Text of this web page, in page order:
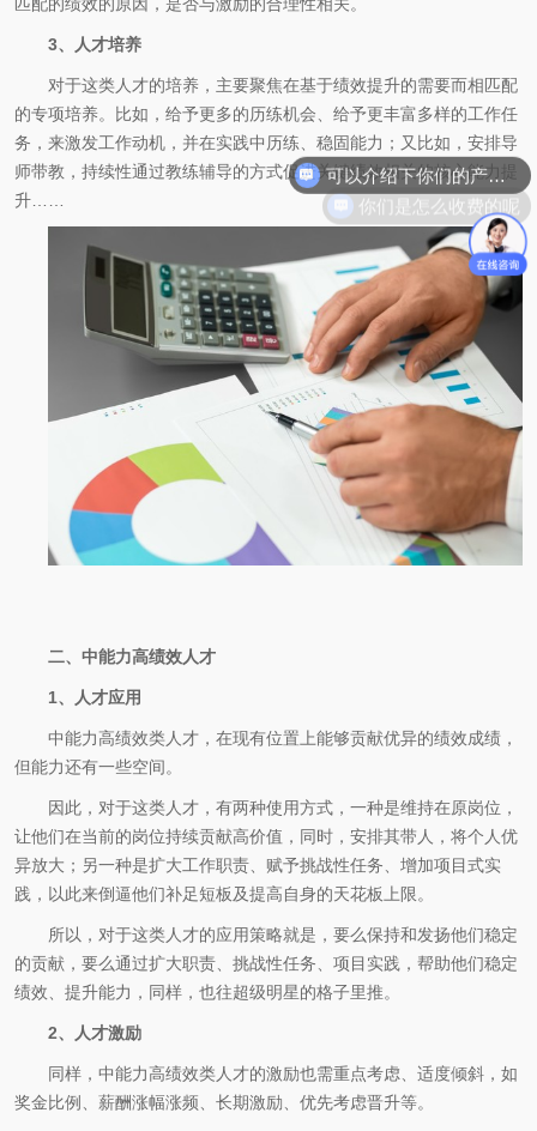
3、人才培养
对于这类人才的培养，主要聚焦在基于绩效提升的需要而相匹配
的专项培养。比如，给予更多的历练机会、给予更丰富多样的工作任
务，来激发工作动机，并在实践中历练、稳固能力；又比如，安排导
师带教，持续性通过教练辅导的方式促进关键绩效相关的核心能力提
升……
二、中能力高绩效人才
1、人才应用
中能力高绩效类人才，在现有位置上能够贡献优异的绩效成绩，
但能力还有一些空间。
因此，对于这类人才，有两种使用方式，一种是维持在原岗位，
让他们在当前的岗位持续贡献高价值，同时，安排其带人，将个人优
异放大；另一种是扩大工作职责、赋予挑战性任务、增加项目式实
践，以此来倒逼他们补足短板及提高自身的天花板上限。
所以，对于这类人才的应用策略就是，要么保持和发扬他们稳定
的贡献，要么通过扩大职责、挑战性任务、项目实践，帮助他们稳定
绩效、提升能力，同样，也往超级明星的格子里推。
2、人才激励
同样，中能力高绩效类人才的激励也需重点考虑、适度倾斜，如
奖金比例、薪酬涨幅涨频、长期激励、优先考虑晋升等。
可以介绍下你们的产品么
你们是怎么收费的呢